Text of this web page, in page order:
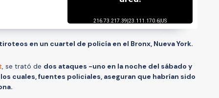
en un cuartel de policía en el Bronx, Nueva York.
, se trató de dos ataques -uno en la noche del sábado y
cuales, fuentes policiales, aseguran que habrían sido